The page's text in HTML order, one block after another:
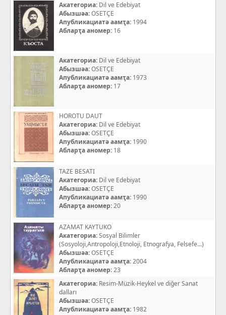
Акатегориа: Dil ve Edebiyat
Абызшәа:OSETÇE
Апубликациатә аамҭа: 1994
Абларҭа аномер: 16
Акатегориа: Dil ve Edebiyat
Абызшәа:OSETÇE
Апубликациатә аамҭа: 1973
Абларҭа аномер: 17
HOROTU DAUT
Акатегориа: Dil ve Edebiyat
Абызшәа:OSETÇE
Апубликациатә аамҭа: 1990
Абларҭа аномер: 18
TAZE BESATI
Акатегориа: Dil ve Edebiyat
Абызшәа:OSETÇE
Апубликациатә аамҭа: 1990
Абларҭа аномер:20
AZAMAT KAYTUKO
Акатегориа:Sosyal Bilimler
(Sosyoloji,Antropoloji,Etnoloji, Etnografya, Felsefe...)
Абызшәа:OSETÇE
Апубликациатә аамҭа:2004
Абларҭа аномер:23
Акатегориа: Resim-Müzik-Heykel ve diğer Sanat
dalları
Абызшәа:OSETÇE
Апубликациатә аамҭа: 1982